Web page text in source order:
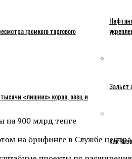
громкого торгового
«лишних» коров, овец и
Зальет
Как
на брифинге в Службе